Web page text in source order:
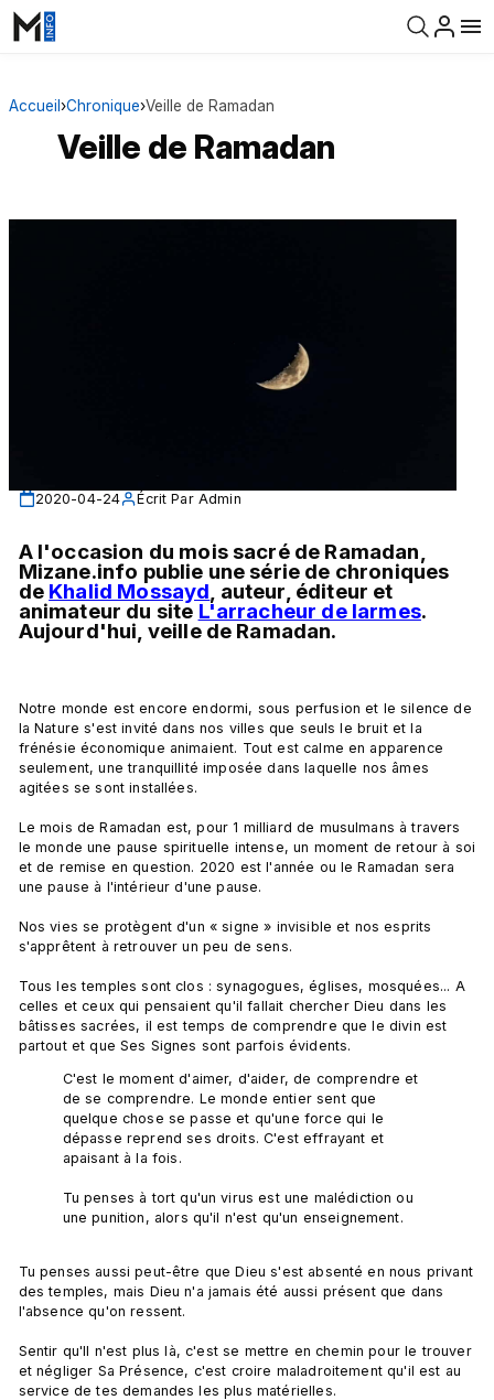
Accueil ›Chronique›Veille de Ramadan
Veille de Ramadan
2020-04-24 Écrit Par Admin
A l'occasion du mois sacré de Ramadan,
Mizane.info publie une série de chroniques
de Khalid Mossayd, auteur, éditeur et
animateur du site L'arracheur de larmes.
Aujourd'hui, veille de Ramadan.
Notre monde est encore endormi, sous perfusion et le silence de
la Nature s'est invité dans nos villes que seuls le bruit et la
frénésie économique animaient. Tout est calme en apparence
seulement, une tranquillité imposée dans laquelle nos âmes
agitées se sont installées.
Le mois de Ramadan est, pour 1 milliard de musulmans à travers
le monde une pause spirituelle intense, un moment de retour à soi
et de remise en question. 2020 est l'année ou le Ramadan sera
une pause à l'intérieur d'une pause.
Nos vies se protègent d'un « signe » invisible et nos esprits
s'apprêtent à retrouver un peu de sens.
Tous les temples sont clos : synagogues, églises, mosquées... A
celles et ceux qui pensaient qu'il fallait chercher Dieu dans les
bâtisses sacrées, il est temps de comprendre que le divin est
C'est le moment d'aimer, d'aider, de comprendre et
de se comprendre. Le monde entier sent que
quelque chose se passe et qu'une force qui le
dépasse reprend ses droits. C'est effrayant et
apaisant à la fois.
Tu penses à tort qu'un virus est une malédiction ou
une punition, alors qu'il n'est qu'un enseignement.
Tu penses aussi peut-être que Dieu s'est absenté en nous privant
des temples, mais Dieu n'a jamais été aussi présent que dans
l'absence qu'on ressent.
Sentir qu'Il n'est plus là, c'est se mettre en chemin pour le trouver
et négliger Sa Présence, c'est croire maladroitement qu'il est au
service de tes demandes les plus matérielles.